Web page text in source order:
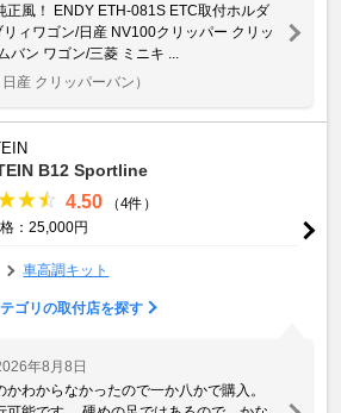
正風！ ENDY ETH-081S ETC取付ホルダ
ィワゴン/日産 NV100クリッパー クリッ
ン ワゴン/三菱 ミニキ ...
日産 クリッパーバン）
B12 Sportline
4.50
（4件）
：25,000円
車高調キット
ゴリの取付店を探す
年8月8日
わからなかったので一か八かで購入。